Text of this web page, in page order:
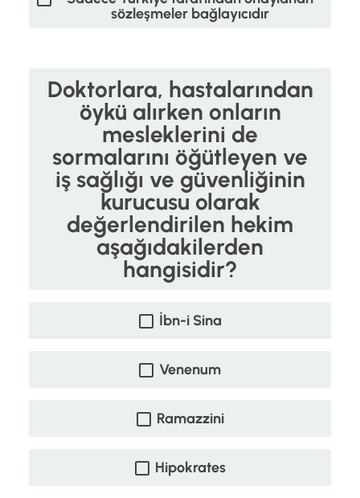
sözleşmeler bağlayıcıdır
Doktorlara, hastalarından
öykü alırken onların
mesleklerini de
sormalarını öğütleyen ve
iş sağlığı ve güvenliğinin
kurucusu olarak
değerlendirilen hekim
aşağıdakilerden
hangisidir?
İbn-i Sina
Venenum
Ramazzini
Hipokrates